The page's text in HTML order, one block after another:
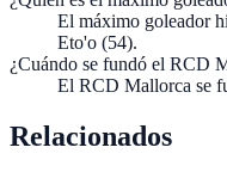
El máximo goleador
Eto'o (54).
¿Cuándo se fundó el RCD
El RCD Mallorca se
Relacionados